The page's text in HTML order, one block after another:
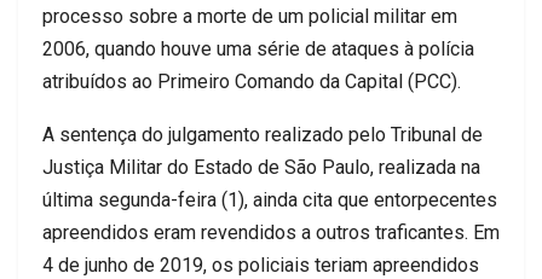
processo sobre a morte de um policial militar em
2006, quando houve uma série de ataques à polícia
atribuídos ao Primeiro Comando da Capital (PCC).
A sentença do julgamento realizado pelo Tribunal de
Justiça Militar do Estado de São Paulo, realizada na
última segunda-feira (1), ainda cita que entorpecentes
apreendidos eram revendidos a outros traficantes. Em
4 de junho de 2019, os policiais teriam apreendidos